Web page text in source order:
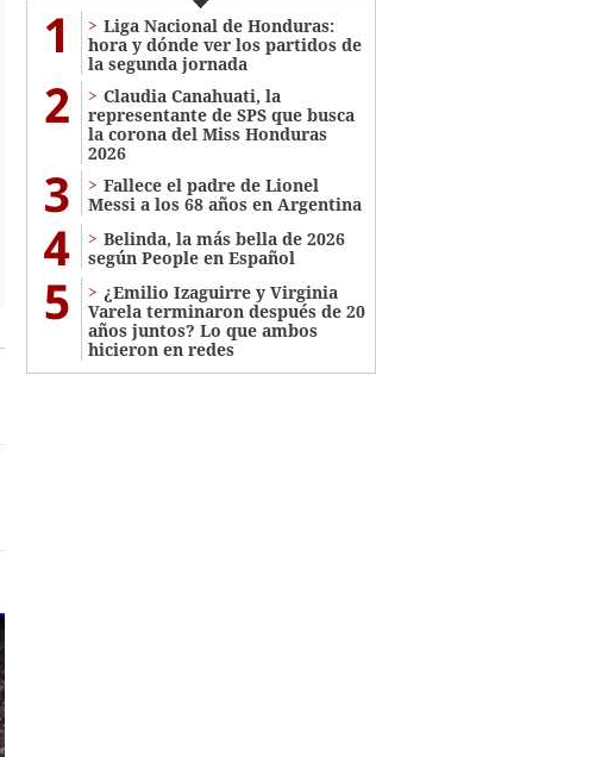
1
Liga Nacional de Honduras:
hora y dónde ver los partidos de
la segunda jornada
2
Claudia Canahuati, la
representante de SPS que busca
la corona del Miss Honduras
2026
3
Fallece el padre de Lionel
Messi a los 68 años en Argentina
4
Belinda, la más bella de 2026
según People en Español
5
¿Emilio Izaguirre y Virginia
Varela terminaron después de 20
años juntos? Lo que ambos
hicieron en redes